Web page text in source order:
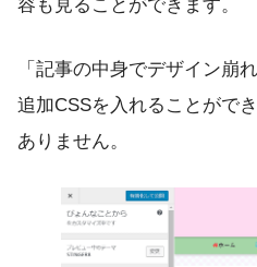
容も見ることができます。
「記事の中身でデザイン崩
追加CSSを入れることがで
ありません。